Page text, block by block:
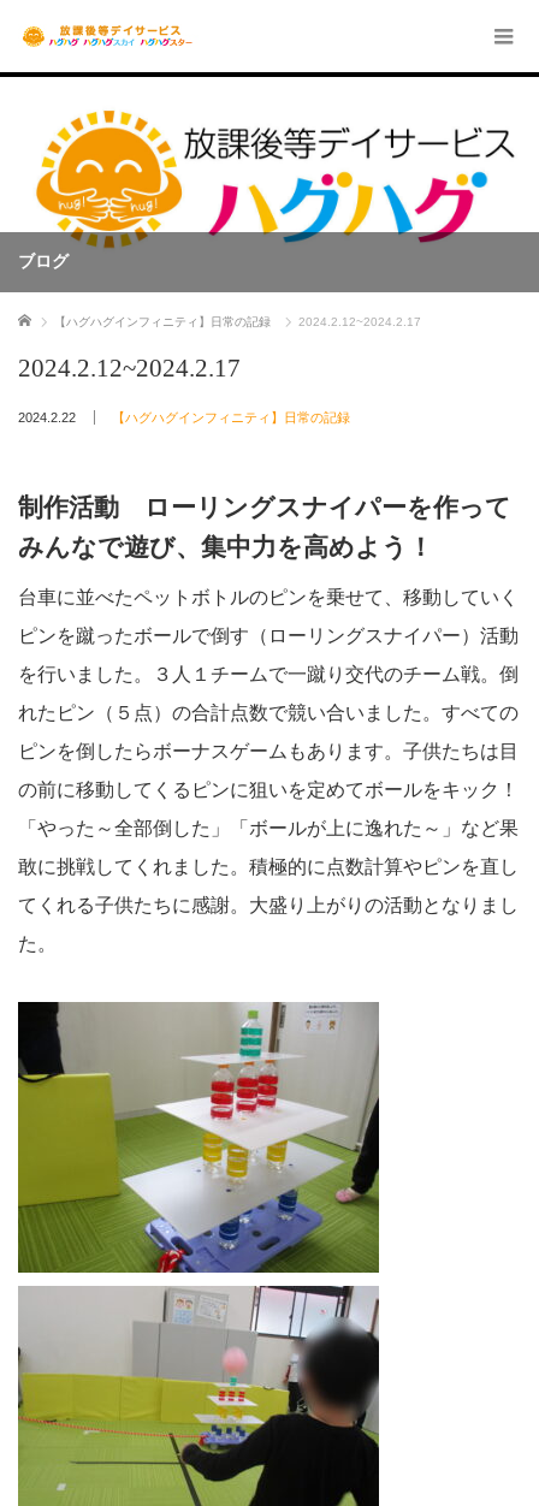
ブログ
ホーム 【ハグハグインフィニティ】日常の記録 2024.2.12~2024.2.17
2024.2.12~2024.2.17
2024.2.22 【ハグハグインフィニティ】日常の記録
制作活動 ローリングスナイパーを作って
みんなで遊び、集中力を高めよう！
台車に並べたペットボトルのピンを乗せて、移動していく
ピンを蹴ったボールで倒す（ローリングスナイパー）活動
を行いました。３人１チームで一蹴り交代のチーム戦。倒
れたピン（５点）の合計点数で競い合いました。すべての
ピンを倒したらボーナスゲームもあります。子供たちは目
の前に移動してくるピンに狙いを定めてボールをキック！
「やった～全部倒した」「ボールが上に逸れた～」など果
敢に挑戦してくれました。積極的に点数計算やピンを直し
てくれる子供たちに感謝。大盛り上がりの活動となりまし
た。